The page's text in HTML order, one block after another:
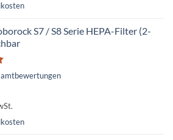
S7 / S8 Serie HEPA-Filter (2-